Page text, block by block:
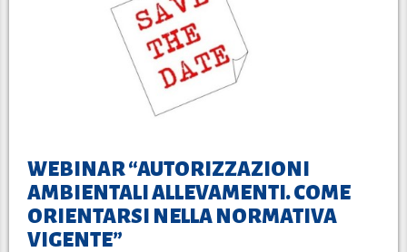
WEBINAR “AUTORIZZAZIONI
AMBIENTALI ALLEVAMENTI. COME
ORIENTARSI NELLA NORMATIVA
VIGENTE”